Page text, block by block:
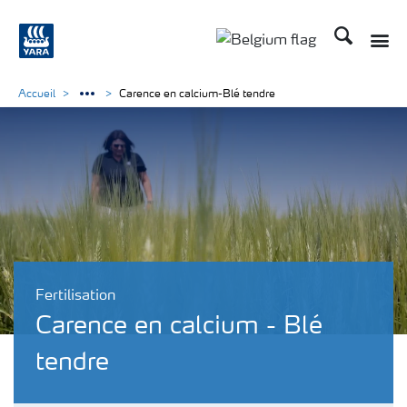
Recherche
Fertilisation
Carence en calcium - Blé
tendre
Accueil Carence en calcium-Blé tendre